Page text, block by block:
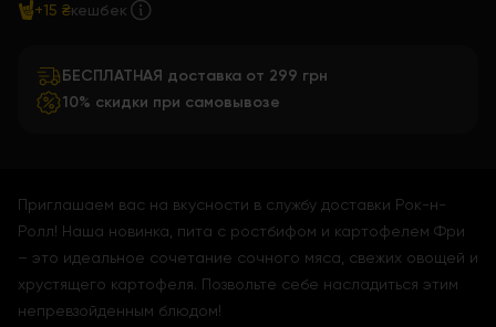
+15 ₴кешбек
БЕСПЛАТНАЯ доставка от 299 грн
10% скидки при самовывозе
Приглашаем вас на вкусности в службу доставки Рок-н-
Ролл! Наша новинка, пита с ростбифом и картофелем Фри
– это идеальное сочетание сочного мяса, свежих овощей и
хрустящего картофеля. Позвольте себе насладиться этим
непревзойденным блюдом!